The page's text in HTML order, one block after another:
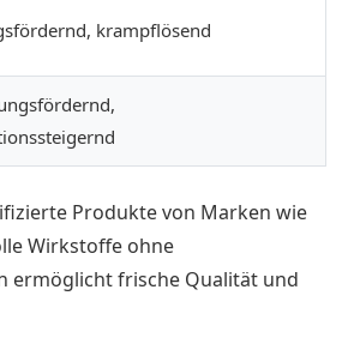
krampflösend
Produkte von Marken wie
Wirkstoffe ohne
ermöglicht frische Qualität und